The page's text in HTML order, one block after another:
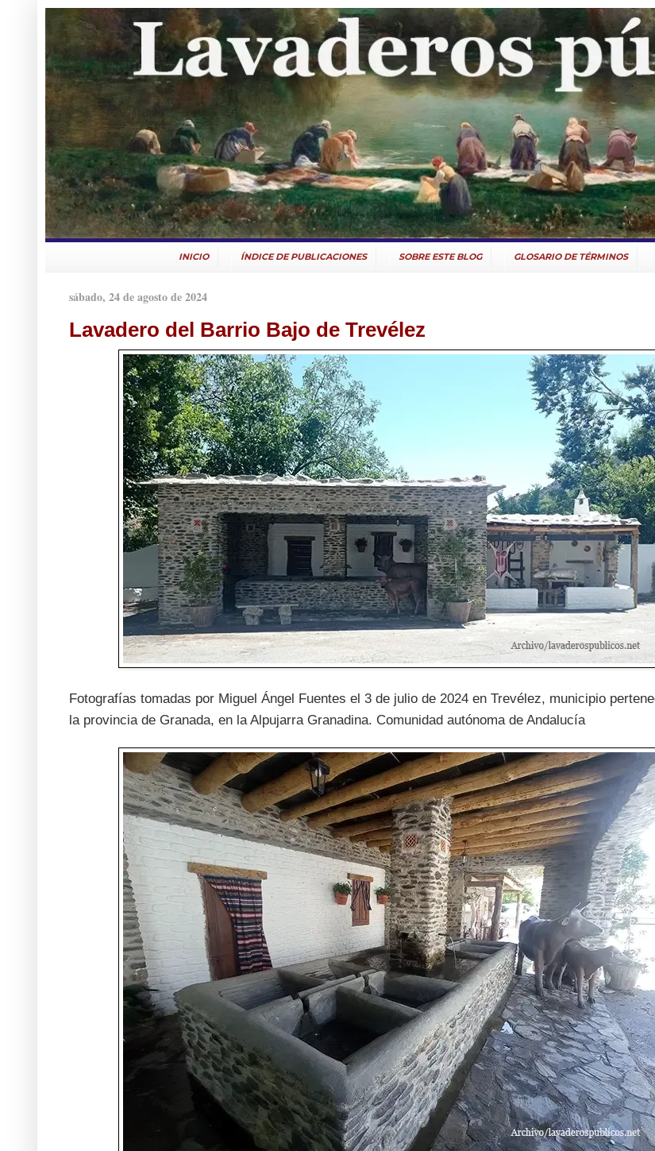
INICIO ÍNDICE DE PUBLICACIONES SOBRE ESTE BLOG GLOSARIO DE TÉRMINOS
sábado, 24 de agosto de 2024
Lavadero del Barrio Bajo de Trevélez
Fotografías tomadas por Miguel Ángel Fuentes el 3 de julio de 2024 en Trevélez, municipio
la provincia de Granada, en la Alpujarra Granadina. Comunidad autónoma de Andalucía